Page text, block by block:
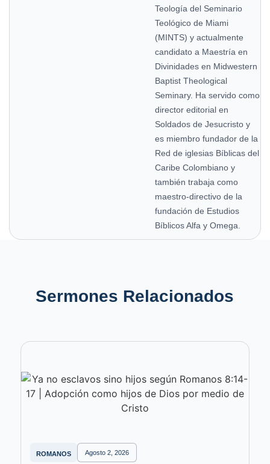
Teología del Seminario
Teológico de Miami
(MINTS) y actualmente
candidato a Maestría en
Divinidades en Midwestern
Baptist Theological
Seminary. Ha servido como
director editorial en
Soldados de Jesucristo y
es miembro fundador de la
Red de iglesias Bíblicas del
Caribe Colombiano y
también trabaja como
maestro-directivo de la
fundación de Estudios
Bíblicos Alfa y Omega.
Sermones Relacionados
ROMANOS Agosto 2, 2026